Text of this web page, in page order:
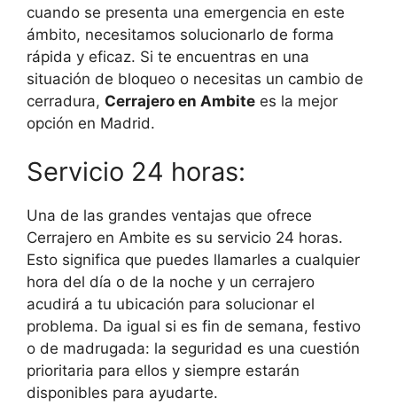
cuando se presenta una emergencia en este
ámbito, necesitamos solucionarlo de forma
rápida y eficaz. Si te encuentras en una
situación de bloqueo o necesitas un cambio de
cerradura, Cerrajero en Ambite es la mejor
opción en Madrid.
Servicio 24 horas:
Una de las grandes ventajas que ofrece
Cerrajero en Ambite es su servicio 24 horas.
Esto significa que puedes llamarles a cualquier
hora del día o de la noche y un cerrajero
acudirá a tu ubicación para solucionar el
problema. Da igual si es fin de semana, festivo
o de madrugada: la seguridad es una cuestión
prioritaria para ellos y siempre estarán
disponibles para ayudarte.